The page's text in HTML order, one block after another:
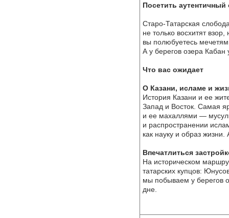
Посетить аутентичный
Старо-Татарская
не только восхитят
вы полюбуетесь
А у берегов озера Кабан
Что вас ожидает
О Казани, исламе и
История Казани и ее
Запад и Восток. Самая
и ее махаллями —
и распространении
как науку и образ
Впечатлиться
На историческом
татарских купцов:
мы побываем у берегов
дне.